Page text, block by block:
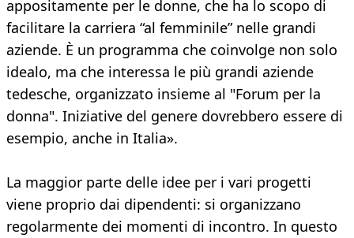
appositamente per le donne, che ha lo scopo di
facilitare la carriera “al femminile” nelle grandi
aziende. È un programma che coinvolge non solo
idealo, ma che interessa le più grandi aziende
tedesche, organizzato insieme al "Forum per la
donna". Iniziative del genere dovrebbero essere di
esempio, anche in Italia».
La maggior parte delle idee per i vari progetti
viene proprio dai dipendenti: si organizzano
regolarmente dei momenti di incontro. In questo